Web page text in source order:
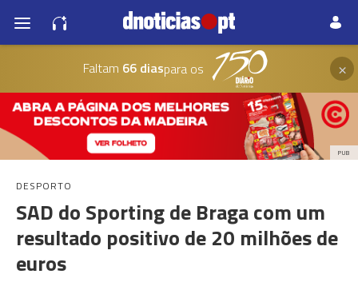
Faltam 66 diaspara os ×
PUB
DESPORTO
SAD do Sporting de Braga com um
resultado positivo de 20 milhões de
euros